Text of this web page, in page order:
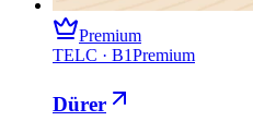
Premium
TELC · B1Premium
Dürer